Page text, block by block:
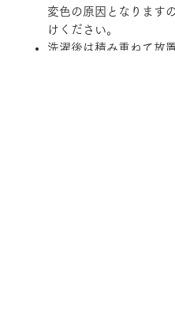
変色の原因となります
けください。
洗濯後は積み重ねて放